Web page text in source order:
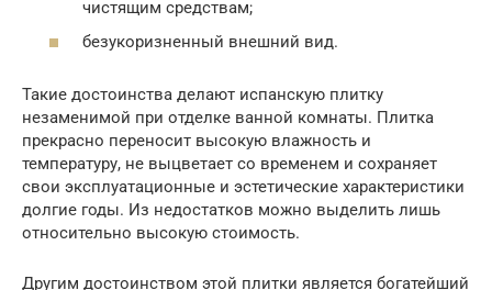
чистящим средствам;
безукоризненный внешний вид.
Такие достоинства делают испанскую плитку
незаменимой при отделке ванной комнаты. Плитка
прекрасно переносит высокую влажность и
температуру, не выцветает со временем и сохраняет
свои эксплуатационные и эстетические характеристики
долгие годы. Из недостатков можно выделить лишь
относительно высокую стоимость.
Другим достоинством этой плитки является богатейший